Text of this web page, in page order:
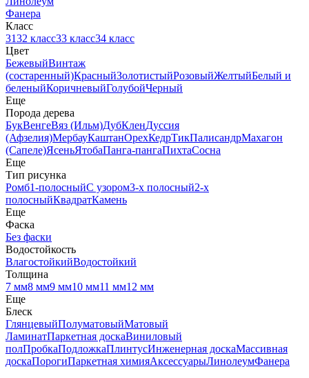
Фанера
Класс
3132 класс33 класс34 класс
Цвет
БежевыйВинтаж
(состаренный)КрасныйЗолотистыйРозовыйЖелтыйБелый и
беленыйКоричневыйГолубойЧерный
Еще
Порода дерева
БукВенгеВяз (Ильм)ДубКленДуссия
(Афзелия)МербауКаштанОрехКедрТикПалисандрМахагон
(Сапеле)ЯсеньЯтобаПанга-пангаПихтаСосна
Еще
Тип рисунка
Ромб1-полосныйС узором3-х полосный2-х
полосныйКвадратКамень
Еще
Фаска
Без фаски
Водостойкость
ВлагостойкийВодостойкий
Толщина
7 мм8 мм9 мм10 мм11 мм12 мм
Еще
Блеск
ГлянцевыйПолуматовыйМатовый
ЛаминатПаркетная доскаВиниловый
полПробкаПодложкаПлинтусИнженерная доскаМассивная
доскаПорогиПаркетная химияАксессуарыЛинолеумФанера